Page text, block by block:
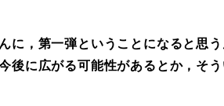
に，第一弾ということになると思
後に広がる可能性があるとか，そう